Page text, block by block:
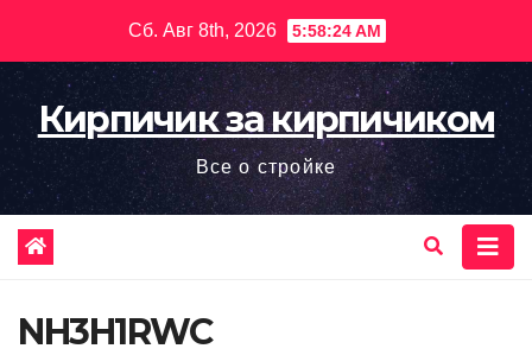
содержимому
Сб. Авг 8th, 2026 5:58:25 AM
Кирпичик за кирпичиком
Все о стройке
NH3H1RWC